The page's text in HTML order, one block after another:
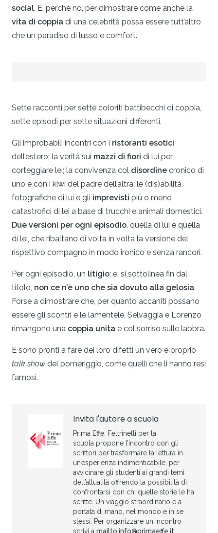
social. E, perché no, per dimostrare come anche la
vita di coppia di una celebrità possa essere tutt’altro
che un paradiso di lusso e comfort.
Sette racconti per sette coloriti battibecchi di coppia,
sette episodi per sette situazioni differenti.
Gli improbabili incontri con i ristoranti esotici
dell’estero; la verità sui mazzi di fiori di lui per
corteggiare lei; la convivenza col disordine cronico di
uno e con i kiwi del padre dell’altra; le (dis)abilità
fotografiche di lui e gli imprevisti più o meno
catastrofici di lei a base di trucchi e animali domestici.
Due versioni per ogni episodio, quella di lui e quella
di lei, che ribaltano di volta in volta la versione del
rispettivo compagno in modo ironico e senza rancori.
Per ogni episodio, un litigio; e, si sottolinea fin dal
titolo, non ce n’è uno che sia dovuto alla gelosia.
Forse a dimostrare che, per quanto accaniti possano
essere gli scontri e le lamentele, Selvaggia e Lorenzo
rimangono una coppia unita e col sorriso sulle labbra.
E sono pronti a fare dei loro difetti un vero e proprio
talk show del pomeriggio, come quelli che li hanno resi
famosi.
Invita l'autore a scuola
Prima Effe. Feltrinelli per la
scuola propone l’incontro con gli
scrittori per trasformare la lettura in
un’esperienza indimenticabile, per
avvicinare gli studenti ai grandi temi
dell’attualità offrendo la possibilità di
confrontarsi con chi quelle storie le ha
scritte. Un viaggio straordinario e a
portata di mano, nel mondo e in se
stessi. Per organizzare un incontro
scrivi a mailto:info@primaeffe.it